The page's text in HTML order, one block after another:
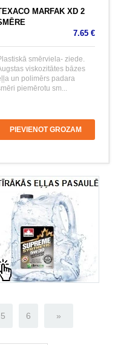
MARFAK XD 2
7.65 €
smērviela- ziede.
viskozitātes bāzes
un polimērs padara
piemērotu sm...
PIEVIENOT GROZAM
5 6 »